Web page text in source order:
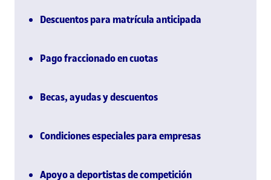
Descuentos para matrícula anticipada
Pago fraccionado en cuotas
Becas, ayudas y descuentos
Condiciones especiales para empresas
Apoyo a deportistas de competición